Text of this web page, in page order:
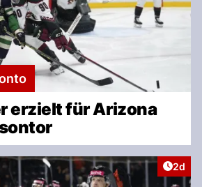
erzielt für Arizona
2d